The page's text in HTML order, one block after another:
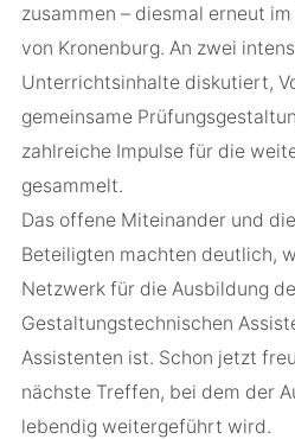
zusammen – diesmal erneut
von Kronenburg. An zwei
Unterrichtsinhalte diskutiert,
gemeinsame
zahlreiche Impulse für die
gesammelt.
Das offene Miteinander und
Beteiligten machten deutlich,
Netzwerk für die Ausbildung
Gestaltungstechnischen
Assistenten ist. Schon jetzt
nächste Treffen, bei dem der
lebendig weitergeführt wird.